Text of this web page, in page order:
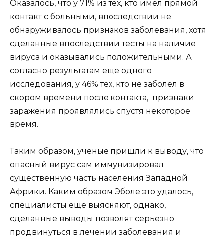
Оказалось, что у 71% из тех, кто имел прямой
контакт с больными, впоследствии не
обнаруживалось признаков заболевания, хотя
сделанные впоследствии тесты на наличие
вируса и оказывались положительными. А
согласно результатам еще одного
исследования, у 46% тех, кто не заболел в
скором времени после контакта, признаки
заражения проявлялись спустя некоторое
время.
Таким образом, ученые пришли к выводу, что
опасный вирус сам иммунизировал
существенную часть населения Западной
Африки. Каким образом Эболе это удалось,
специалисты еще выясняют, однако,
сделанные выводы позволят серьезно
продвинуться в лечении заболевания и